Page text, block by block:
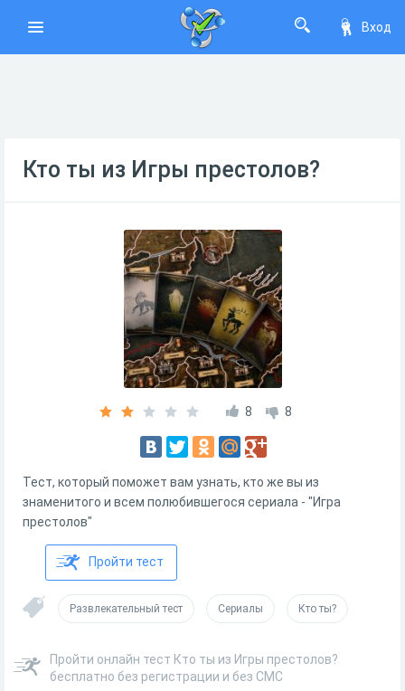
Вход
Кто ты из Игры престолов?
8 8
Тест, который поможет вам узнать, кто же вы из
знаменитого и всем полюбившегося сериала - "Игра
престолов"
Пройти тест
Развлекательный тест Сериалы Кто ты?
Пройти онлайн тест Кто ты из Игры престолов?
бесплатно без регистрации и без СМС